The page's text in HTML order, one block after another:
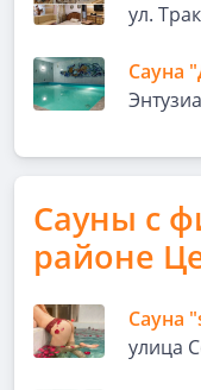
ул.
Сауна
Сауны с
районе
Сауна
улица